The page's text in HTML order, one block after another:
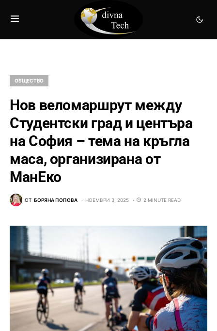
ОБЩЕСТВО
Нов веломаршрут между
Студентски град и центъра
на София – тема на кръгла
маса, организирана от
МанЕко
ОТ БОРЯНА ПОПОВА НОЕМВРИ 3, 2025 2 MINUTE READ